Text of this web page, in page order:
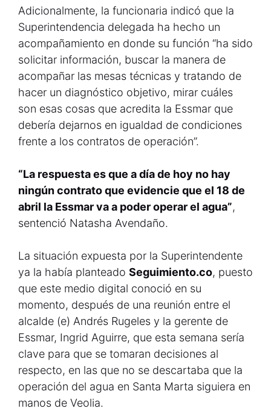
Adicionalmente, la funcionaria indicó que la
Superintendencia delegada ha hecho un
acompañamiento en donde su función “ha sido
solicitar información, buscar la manera de
acompañar las mesas técnicas y tratando de
hacer un diagnóstico objetivo, mirar cuáles
son esas cosas que acredita la Essmar que
debería dejarnos en igualdad de condiciones
frente a los contratos de operación”.
“La respuesta es que a día de hoy no hay
ningún contrato que evidencie que el 18 de
abril la Essmar va a poder operar el agua”,
sentenció Natasha Avendaño.
La situación expuesta por la Superintendente
ya la había planteado Seguimiento.co, puesto
que este medio digital conoció en su
momento, después de una reunión entre el
alcalde (e) Andrés Rugeles y la gerente de
Essmar, Ingrid Aguirre, que esta semana sería
clave para que se tomaran decisiones al
respecto, en las que no se descartaba que la
operación del agua en Santa Marta siguiera en
manos de Veolia.